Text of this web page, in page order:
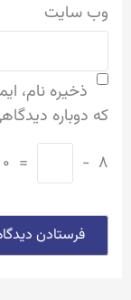
وب‌ سایت
ذخیره نام،
که دوباره
۸ −
= ۰